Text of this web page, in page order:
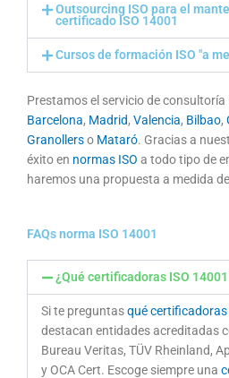
Outsourcing ISO para el
certificado ISO 14001
Cursos de formación ISO "a
Prestamos el servicio de consultoría
Barcelona, Madrid, Valencia, Bilbao,
Granollerso Mataró. Gracias a
éxito en normas ISO a todo tipo de
haremos una propuesta a medida
FAQs norma ISO 14001
¿Qué certificadoras ISO
Si te preguntasqué certificadoras
destacan entidades acreditadas
Bureau Veritas, TÜV Rheinland,
y OCA Cert. Escoge siempre una